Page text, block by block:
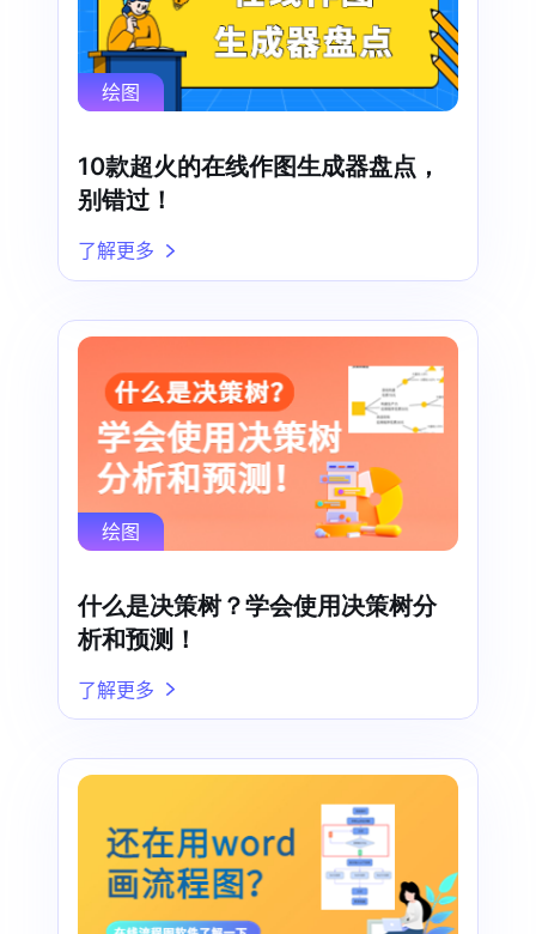
绘图
10款超火的在线作图生成器盘点，
别错过！
了解更多
绘图
什么是决策树？学会使用决策树分
析和预测！
了解更多